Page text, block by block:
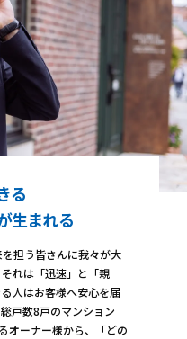
る
生まれる
担う皆さんに我々が大
れは「迅速」と「親
人はお客様へ安心を届
戸数8戸のマンション
オーナー様から、「どの